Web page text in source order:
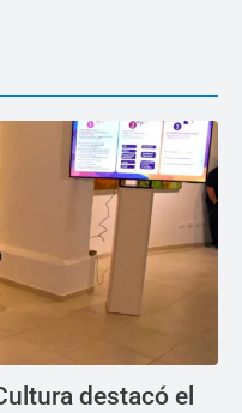
destacó el